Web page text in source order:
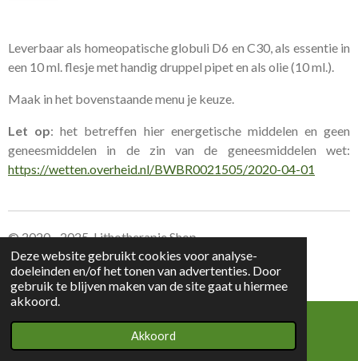
Deze website gebruikt cookies voor analyse-
doeleinden en/of het tonen van advertenties. Door
gebruik te blijven maken van de site gaat u hiermee
akkoord.
Akkoord
Leverbaar als homeopatische globuli D6 en C30, als essentie in
een 10 ml. flesje met handig druppel pipet en als olie (10 ml.).
Maak in het bovenstaande menu je keuze.
Let op: het betreffen hier energetische middelen en geen
geneesmiddelen in de zin van de geneesmiddelen wet:
https://wetten.overheid.nl/BWBR0021505/2020-04-01
© 2020 - 2025 Lithotherapie Shop
Leverings voorwaarden Lithotherapie Shop